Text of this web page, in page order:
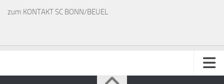
zum KONTAKT SC BONN/BEUEL